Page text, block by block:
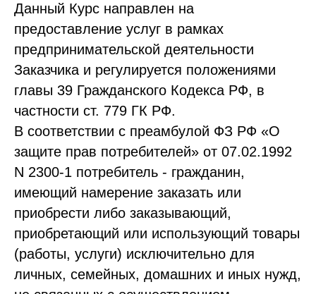
Данный Курс направлен на
предоставление услуг в рамках
предпринимательской деятельности
Заказчика и регулируется положениями
главы 39 Гражданского Кодекса РФ, в
частности ст. 779 ГК РФ.
В соответствии с преамбулой ФЗ РФ «О
защите прав потребителей» от 07.02.1992
N 2300-1 потребитель - гражданин,
имеющий намерение заказать или
приобрести либо заказывающий,
приобретающий или использующий товары
(работы, услуги) исключительно для
личных, семейных, домашних и иных нужд,